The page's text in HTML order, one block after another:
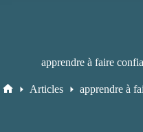
apprendre à faire
Articles apprendre à